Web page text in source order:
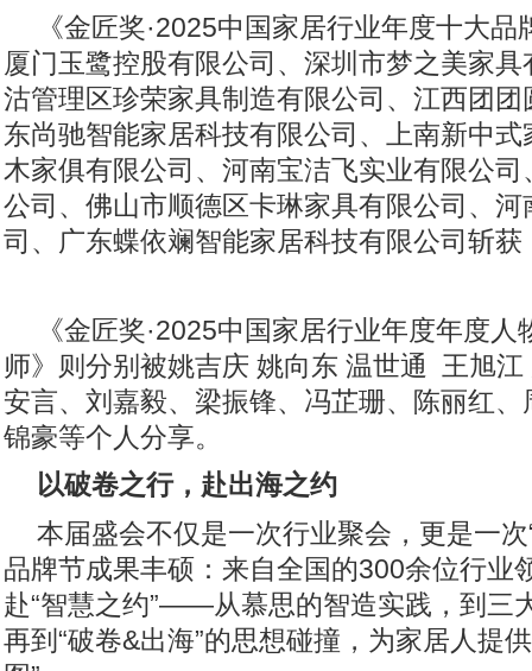
《金匠奖·2025中国家居行业年度十大
厦门玉鹭控股有限公司、深圳市梦之美家
沽管理区珍荣家具制造有限公司、江西团
东尚驰智能家居科技有限公司、上南新中
木家俱有限公司、河南宝洁飞实业有限公
公司、佛山市顺德区卡琳家具有限公司、
司、广东蝶依斓智能家居科技有限公司斩获
《金匠奖·2025中国家居行业年度年度
师》则分别被姚吉庆 姚向东 温世通 王旭
安言、刘嘉毅、梁振锋、冯芷珊、陈丽红
锦豪等个人分享。
以破卷之行，赴出海之约
本届盛会不仅是一次行业聚会，更是一
品牌节成果丰硕：来自全国的300余位行业
赴“智慧之约”——从慕思的智造实践，到三
再到“破卷&出海”的思想碰撞，为家居人提